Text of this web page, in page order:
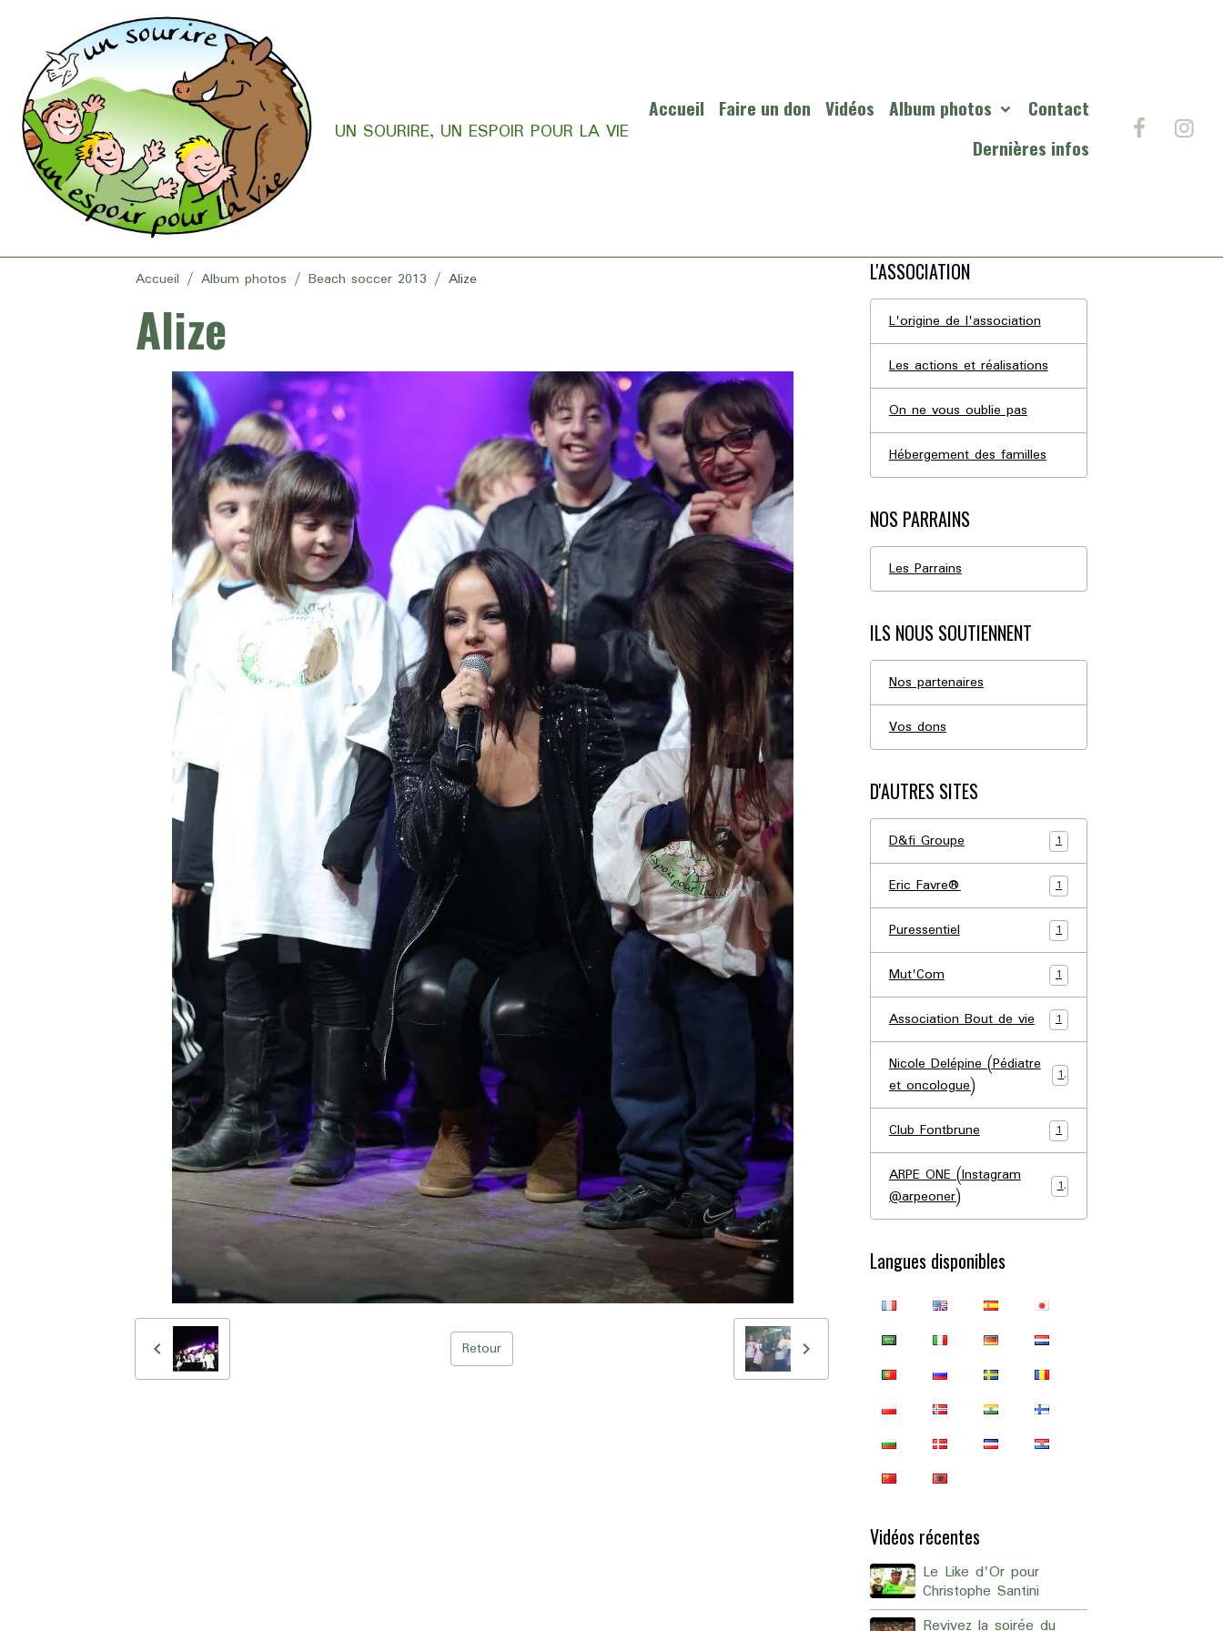
UN SOURIRE, UN ESPOIR POUR LA VIE
Accueil Faire un don Vidéos Album photos
Contact
Dernières infos
Accueil Album photos Beach soccer 2013 Alize
Alize
Retour
L'ASSOCIATION
L'origine de l'association
Les actions et réalisations
On ne vous oublie pas
Hébergement des familles
NOS PARRAINS
Les Parrains
ILS NOUS SOUTIENNENT
Nos partenaires
Vos dons
D'AUTRES SITES
D&fi Groupe 1
Eric Favre® 1
Puressentiel 1
Mut'Com 1
Association Bout de vie 1
Nicole Delépine (Pédiatre
et oncologue)
1
Club Fontbrune 1
ARPE ONE (Instagram
@arpeoner)
1
Langues disponibles
Vidéos récentes
Le Like d'Or pour
Christophe Santini